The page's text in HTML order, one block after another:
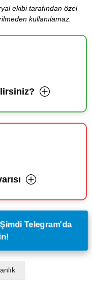
ekibi tarafından özel
kullanılamaz.
Telegram'da